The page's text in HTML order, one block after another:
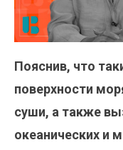
Пояснив, что
поверхности
суши, а также
океанических и